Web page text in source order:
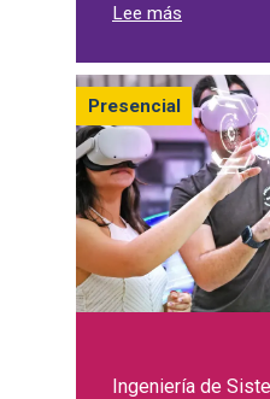
Lee más
Presencial
Ingeniería de